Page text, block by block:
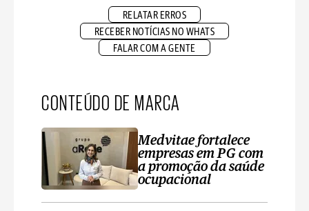
RELATAR ERROS
RECEBER NOTÍCIAS NO WHATS
FALAR COM A GENTE
CONTEÚDO DE MARCA
Medvitae fortalece
empresas em PG com
a promoção da saúde
ocupacional